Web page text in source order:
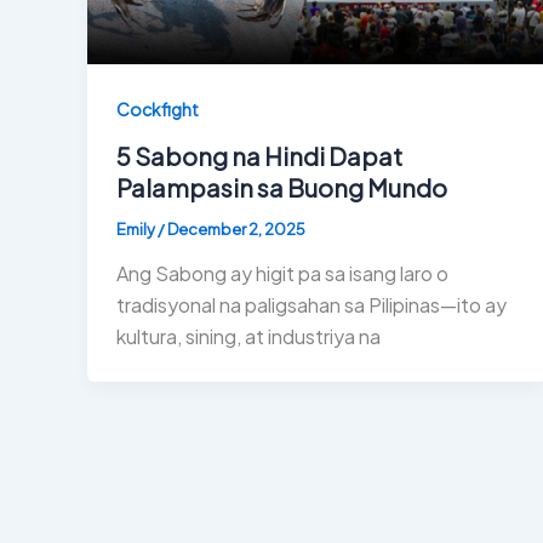
Cockfight
5 Sabong na Hindi Dapat
Palampasin sa Buong Mundo
Emily/December 2, 2025
Ang Sabong ay higit pa sa isang laro o
tradisyonal na paligsahan sa Pilipinas—ito ay
kultura, sining, at industriya na